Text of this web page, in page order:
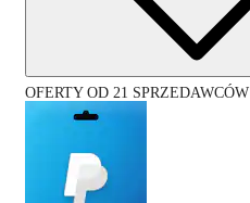
OFERTY OD 21 SPRZEDAWCÓW